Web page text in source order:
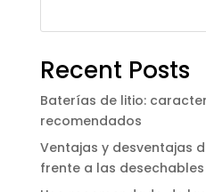
Recent Posts
Baterías de litio:
recomendados
Ventajas y desventajas
frente a las desechables